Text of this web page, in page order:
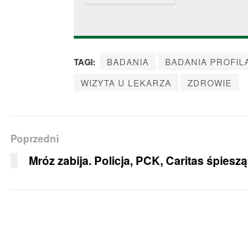
TAGI: BADANIA BADANIA
WIZYTA U LEKARZA
ZDROWIE
Poprzedni
Mróz zabija. Policja, PCK, Caritas